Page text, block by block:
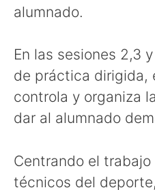
alumnado.
En las sesiones 2,3
de práctica dirigida,
controla y organiza
dar al alumnado
Centrando el
técnicos del